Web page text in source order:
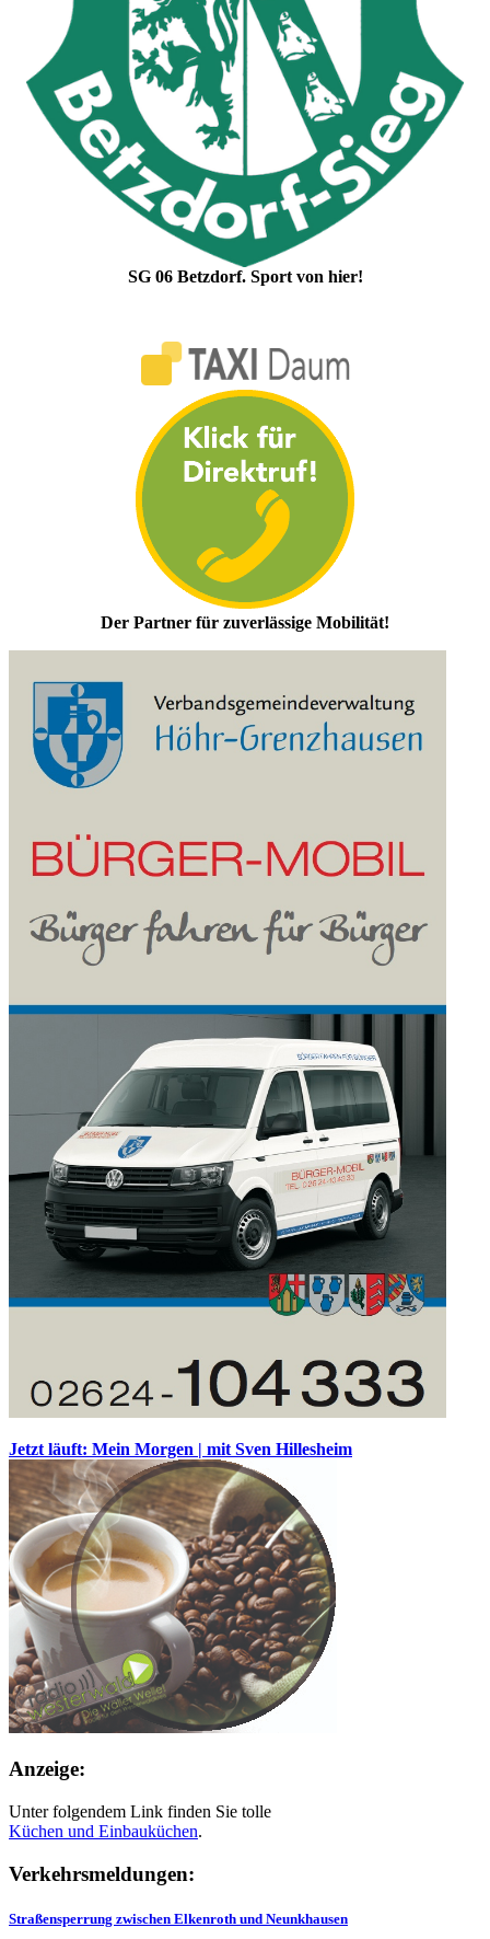
SG 06 Betzdorf. Sport von hier!
Der Partner für zuverlässige Mobilität!
Jetzt läuft: Mein Morgen | mit Sven Hillesheim
Anzeige:
Unter folgendem Link finden Sie tolle
Küchen und Einbauküchen.
Verkehrsmeldungen:
Straßensperrung zwischen Elkenroth und Neunkhausen